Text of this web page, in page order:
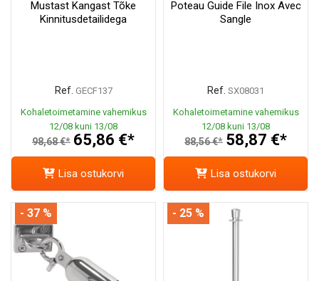
Mustast Kangast Tõke
Kinnitusdetailidega
Ref. GECF137
Kohaletoimetamine vahemikus
12/08 kuni 13/08
98,68 €* 65,86 €*
Lisa ostukorvi
Poteau Guide File Inox Avec
Sangle
Ref. SX08031
Kohaletoimetamine vahemikus
12/08 kuni 13/08
88,56 €* 58,87 €*
Lisa ostukorvi
- 37 % - 25 %